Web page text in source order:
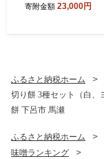
む天然の馬瀬川鮎 ６
寄附金額 23,000円
ふるさと納税ホーム
切り餅 3種セット（白、
餅 下呂市 馬瀬
ふるさと納税ホーム
味噌ランキング